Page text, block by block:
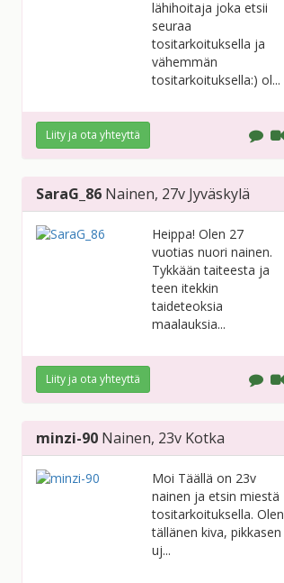
lähihoitaja joka etsii
seuraa
tositarkoituksella ja
vähemmän
tositarkoituksella:) ol...
Liity ja ota yhteyttä
SaraG_86 Nainen, 27v Jyväskylä
Heippa! Olen 27
vuotias nuori nainen.
Tykkään taiteesta ja
teen itekkin
taideteoksia
maalauksia...
Liity ja ota yhteyttä
minzi-90 Nainen, 23v Kotka
Moi Täällä on 23v
nainen ja etsin miestä
tositarkoituksella. Olen
tällänen kiva, pikkasen
uj...